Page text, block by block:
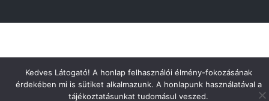
Kedves Látogató! A honlap felhasználói élmény-fokozásának
érdekében mi is sütiket alkalmazunk. A honlapunk használatával a
tájékoztatásunkat tudomásul veszed.